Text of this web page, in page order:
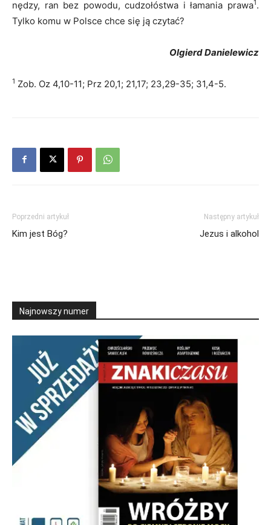
nędzy, ran bez powodu, cudzołóstwa i łamania prawa1 .
Tylko komu w Polsce chce się ją czytać?
Olgierd Danielewicz
1 Zob. Oz 4,10-11; Prz 20,1; 21,17; 23,29-35; 31,4-5.
Poprzedni artykuł
Kim jest Bóg?
Następny artykuł
Jezus i alkohol
Najnowszy numer